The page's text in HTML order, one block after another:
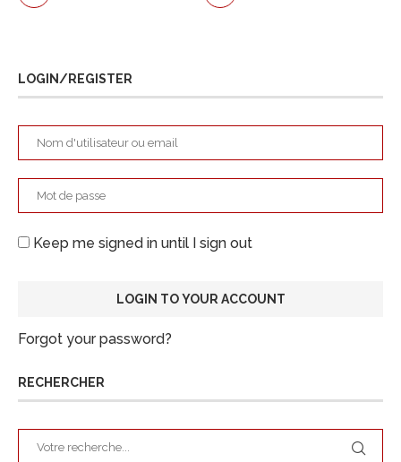
LOGIN/REGISTER
Keep me signed in until I sign out
Forgot your password?
RECHERCHER